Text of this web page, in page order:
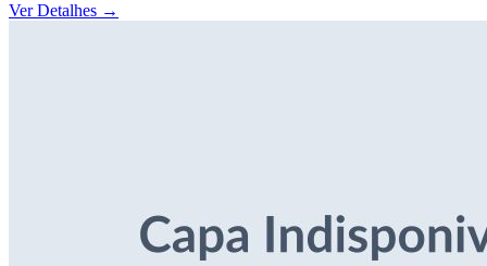
Ver Detalhes →